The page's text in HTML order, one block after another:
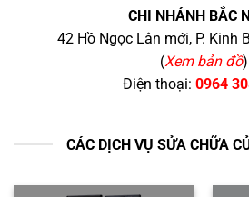
CHI NHÁNH BẮC
42 Hồ Ngọc Lân mới, P. Kinh
(Xem bản đồ)
Điện thoại: 0964
CÁC DỊCH VỤ SỬA CHỮA